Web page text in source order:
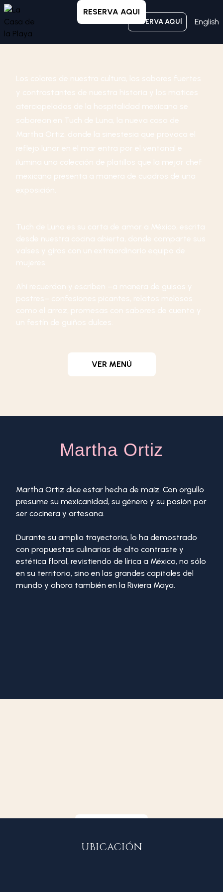
RESERVA AQUÍ English
RESERVA AQUI
Los colores de nuestra cultura, los sabores fuertes
y contrastantes de nuestra historia y los matices
aterciopelados de la hospitalidad mexicana se
saborean en Tuch de Luna, la nueva casa de
Martha Ortiz, donde la sinestesia que provoca el
reflejo lunar en el mar entra por el ventanal e
ilumina una colección de platillos que la mejor chef
mexicana presenta a manera de cuadros de una
exposición.
Tuch de Luna es su carta de amor a México, escrita
desde nuestra cocina abierta, donde comparte sus
valses y giros con un extraordinario equipo de
mujeres.
Ahí recuerdan y escriben –a manera de guisos y
postres– confesiones picantes, relatos melosos
como el arroz, promesas con sabores de cuento y
un festín de guiños dulces.
VER MENÚ
Martha Ortiz
Martha Ortiz dice estar hecha de maíz. Con orgullo
presume su mexicanidad, su género y su pasión por
ser cocinera y artesana.
Durante su amplia trayectoria, lo ha demostrado
con propuestas culinarias de alto contraste y
estética floral, revistiendo de lírica a México, no sólo
en su territorio, sino en las grandes capitales del
mundo y ahora también en la Riviera Maya.
UBICACIÓN